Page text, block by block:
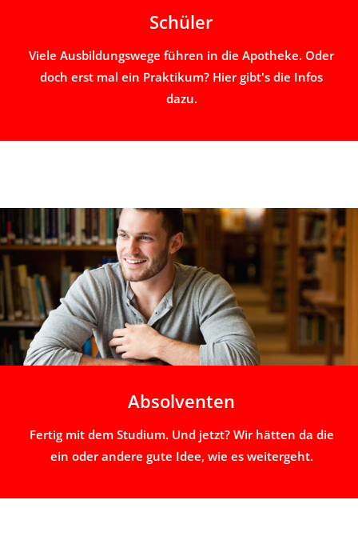
Schüler
Viele Ausbildungswege führen in die Apotheke. Oder
doch erst mal ein Praktikum? Hier gibt's die Infos
dazu.
Absolventen
Fertig mit dem Studium. Und jetzt? Wir hätten da die
ein oder andere gute Idee, wie es weitergeht.